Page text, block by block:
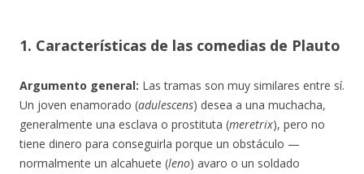
1. Características de las comedias de Plauto
Argumento general: Las tramas son muy similares entre sí.
Un joven enamorado (adulescens) desea a una muchacha,
generalmente una esclava o prostituta (meretrix), pero no
tiene dinero para conseguirla porque un obstáculo —
normalmente un alcahuete (leno) avaro o un soldado